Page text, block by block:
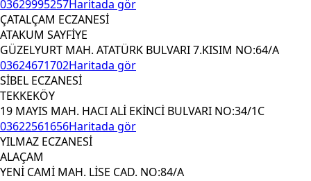
03629995257Haritada gör
ÇATALÇAM ECZANESİ
ATAKUM SAYFİYE
GÜZELYURT MAH. ATATÜRK BULVARI 7.KISIM NO:64/A
03624671702Haritada gör
SİBEL ECZANESİ
TEKKEKÖY
19 MAYIS MAH. HACI ALİ EKİNCİ BULVARI NO:34/1C
03622561656Haritada gör
YILMAZ ECZANESİ
ALAÇAM
YENİ CAMİ MAH. LİSE CAD. NO:84/A